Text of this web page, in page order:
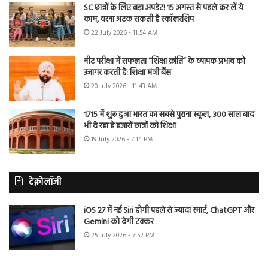
SC छात्रों के लिए बड़ा अपडेट! 15 अगस्त से पहले कर लें ये
काम, वरना अटक सकती है स्कॉलरशिप
22 July 2026 - 11:54 AM
नीट परीक्षा में सफलता “शिक्षा क्रांति” के व्यापक प्रभाव को
उजागर करती है: शिक्षा मंत्री बैंस
20 July 2026 - 11:43 AM
1715 में शुरू हुआ भारत का सबसे पुराना स्कूल, 300 साल बाद
भी दे रहा है हजारों छात्रों को शिक्षा
19 July 2026 - 7:14 PM
टेक्नोलॉजी
iOS 27 में नई Siri होगी पहले से ज्यादा स्मार्ट, ChatGPT और
Gemini को देगी टक्कर
25 July 2026 - 7:52 PM